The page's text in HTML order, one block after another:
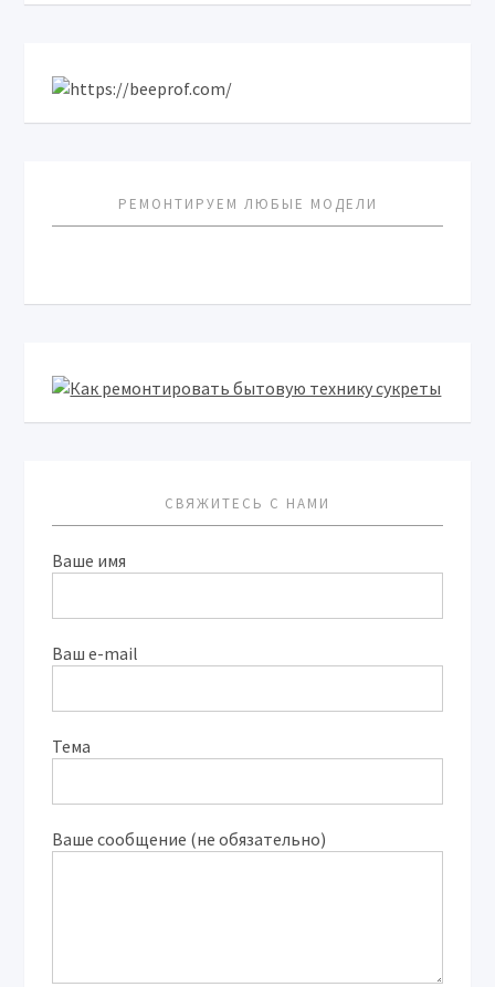
РЕМОНТИРУЕМ ЛЮБЫЕ МОДЕЛИ
СВЯЖИТЕСЬ С НАМИ
Ваше имя
Ваш e-mail
Тема
Ваше сообщение (не обязательно)